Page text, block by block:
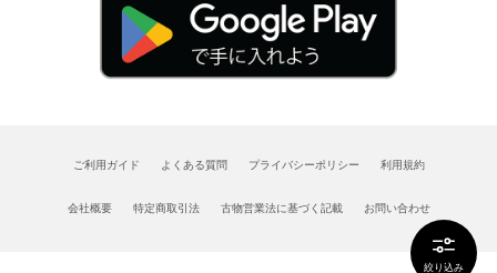
絞り込み
ご利用ガイド よくある質問 プライバシーポリシー 利用規約
会社概要 特定商取引法 古物営業法に基づく記載 お問い合わせ